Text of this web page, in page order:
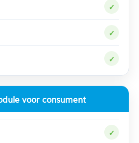
✓
✓
✓
voor consument
✓